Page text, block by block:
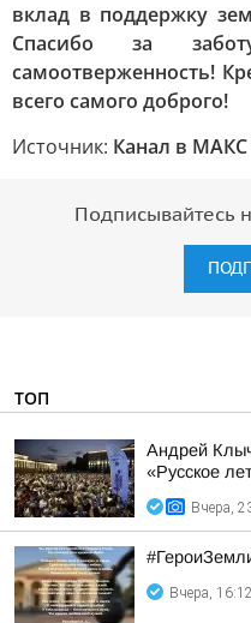
вклад в поддержку
Спасибо за
самоотверженность!
всего самого доброго!
Источник: Канал в
Подписывайтесь
ТОП
Андрей
«Русское
Вчера,
Вчера, 16:12